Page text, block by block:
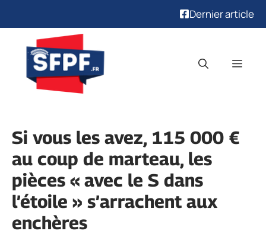
Dernier article
contenu
Si vous les avez, 115 000 €
au coup de marteau, les
pièces « avec le S dans
l’étoile » s’arrachent aux
enchères